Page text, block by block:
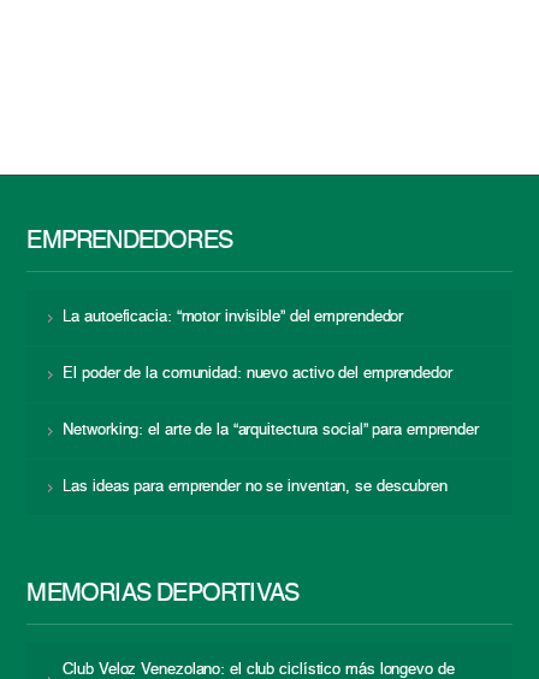
EMPRENDEDORES
La autoeficacia: “motor invisible” del emprendedor
El poder de la comunidad: nuevo activo del emprendedor
Networking: el arte de la “arquitectura social” para emprender
Las ideas para emprender no se inventan, se descubren
MEMORIAS DEPORTIVAS
Club Veloz Venezolano: el club ciclístico más longevo de